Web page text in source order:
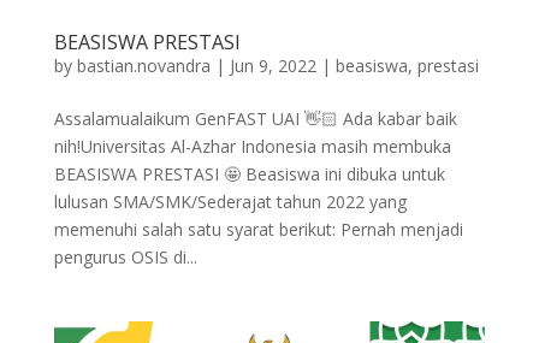
BEASISWA PRESTASI
by bastian.novandra | Jun 9, 2022| beasiswa, prestasi
Assalamualaikum GenFAST UAI 👋🏻 Ada kabar baik
nih!Universitas Al-Azhar Indonesia masih membuka
BEASISWA PRESTASI 🤩 Beasiswa ini dibuka untuk
lulusan SMA/SMK/Sederajat tahun 2022 yang
memenuhi salah satu syarat berikut: Pernah menjadi
pengurus OSIS di...